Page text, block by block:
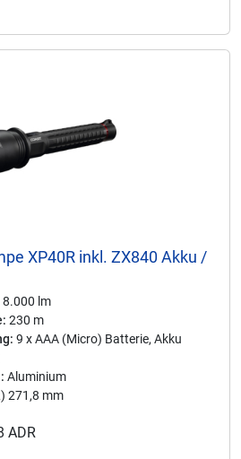
XP40R inkl. ZX840 Akku /
8.000 lm
230 m
9 x AAA (Micro) Batterie, Akku
Aluminium
271,8 mm
ADR